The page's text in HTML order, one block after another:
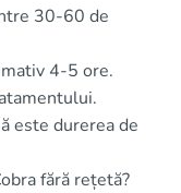
30-60 de
4-5 ore.
este durerea de
fără rețetă?